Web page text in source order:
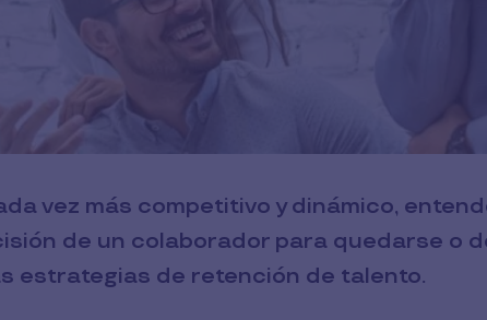
vez más competitivo y dinámico,
de un colaborador para quedarse o
estrategias de retención de talento.